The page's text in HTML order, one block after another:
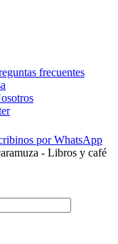
frecuentes
por WhatsApp
- Libros y café